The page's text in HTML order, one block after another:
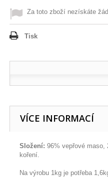
Za toto zboží nezískáte
Tisk
VÍCE INFORMACÍ
Složení:96% vepřové maso,
koření.
Na výrobu 1kg je potřeba